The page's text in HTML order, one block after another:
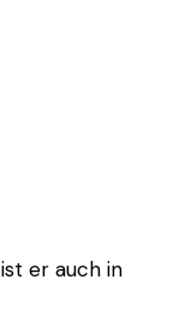
er auch in